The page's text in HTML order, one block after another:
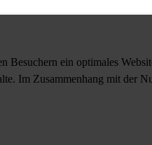
Besuchern ein optimales
Im Zusammenhang mit der